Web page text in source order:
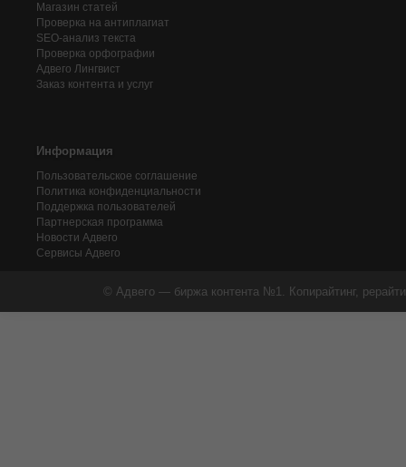
Магазин статей
Проверка на антиплагиат
SEO-анализ текста
Проверка орфографии
Адвего Лингвист
Заказ контента и услуг
Информация
Пользовательское соглашение
Политика конфиденциальности
Поддержка пользователей
Партнерская программа
Новости Адвего
Сервисы Адвего
© Адвего — биржа контента №1. Копирайтинг,